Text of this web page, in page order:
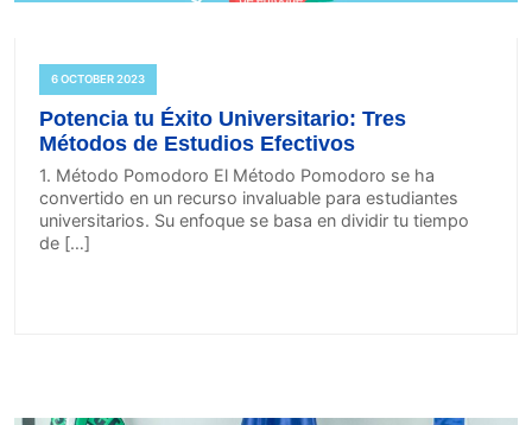
6 OCTOBER 2023
Potencia tu Éxito Universitario: Tres
Métodos de Estudios Efectivos
1. Método Pomodoro El Método Pomodoro se ha
convertido en un recurso invaluable para estudiantes
universitarios. Su enfoque se basa en dividir tu tiempo
de […]